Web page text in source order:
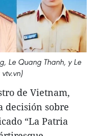
Le Quang Thanh, y Le
de Vietnam,
decisión sobre
“La Patria